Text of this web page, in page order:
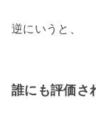
逆にいうと、
誰にも評価さ